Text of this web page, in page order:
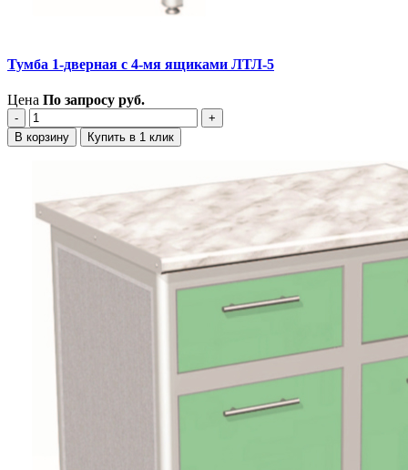
Тумба 1-дверная с 4-мя ящиками ЛТЛ-5
Цена По запросу руб.
‐
+
В корзину
Купить в 1 клик